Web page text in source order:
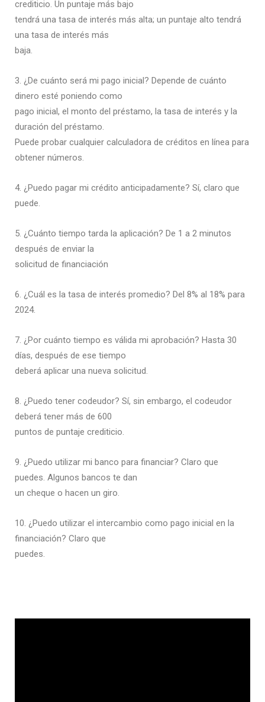
crediticio. Un puntaje más bajo
tendrá una tasa de interés más alta; un puntaje alto tendrá
una tasa de interés más
baja.
3. ¿De cuánto será mi pago inicial? Depende de cuánto
dinero esté poniendo como
pago inicial, el monto del préstamo, la tasa de interés y la
duración del préstamo.
Puede probar cualquier calculadora de créditos en línea para
obtener números.
4. ¿Puedo pagar mi crédito anticipadamente? Sí, claro que
puede.
5. ¿Cuánto tiempo tarda la aplicación? De 1 a 2 minutos
después de enviar la
solicitud de financiación
6. ¿Cuál es la tasa de interés promedio? Del 8% al 18% para
2024.
7. ¿Por cuánto tiempo es válida mi aprobación? Hasta 30
días, después de ese tiempo
deberá aplicar una nueva solicitud.
8. ¿Puedo tener codeudor? Sí, sin embargo, el codeudor
deberá tener más de 600
puntos de puntaje crediticio.
9. ¿Puedo utilizar mi banco para financiar? Claro que
puedes. Algunos bancos te dan
un cheque o hacen un giro.
10. ¿Puedo utilizar el intercambio como pago inicial en la
financiación? Claro que
puedes.